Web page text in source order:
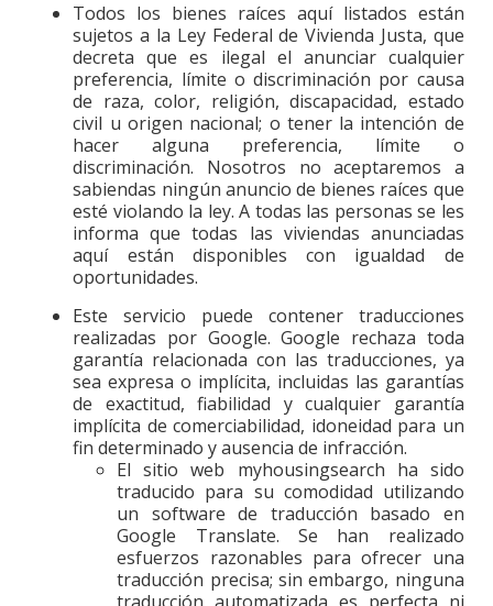
Todos los bienes raíces aquí listados están
sujetos a la Ley Federal de Vivienda Justa, que
decreta que es ilegal el anunciar cualquier
preferencia, límite o discriminación por causa
de raza, color, religión, discapacidad, estado
civil u origen nacional; o tener la intención de
hacer alguna preferencia, límite o
discriminación. Nosotros no aceptaremos a
sabiendas ningún anuncio de bienes raíces que
esté violando la ley. A todas las personas se les
informa que todas las viviendas anunciadas
aquí están disponibles con igualdad de
oportunidades.
Este servicio puede contener traducciones
realizadas por Google. Google rechaza toda
garantía relacionada con las traducciones, ya
sea expresa o implícita, incluidas las garantías
de exactitud, fiabilidad y cualquier garantía
implícita de comerciabilidad, idoneidad para un
fin determinado y ausencia de infracción.
El sitio web myhousingsearch ha sido
traducido para su comodidad utilizando
un software de traducción basado en
Google Translate. Se han realizado
esfuerzos razonables para ofrecer una
traducción precisa; sin embargo, ninguna